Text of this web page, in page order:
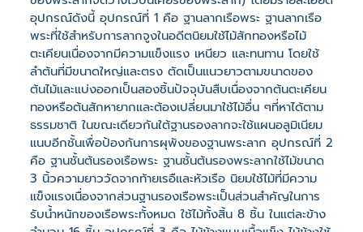
อุปกรณ์ดังนี้ อุปกรณ์ที่ 1 คือ ฐานลากเรือพระ ฐานลากเรือ
พระที่ใช้สำหรับการลากจูงในอดีตนิยมใช้ไม้สักทองหรือไม้
ตะเคียนเนื่องจากมีความแข็งแรง เหนียว และทนทาน โดยใช้
ลำต้นที่มีขนาดใหญ่และตรง ตัดเป็นแนวยาวตามขนาดของ
ต้นไม้และแบ่งออกเป็นสองชิ้นปัจจุบันสืบเนื่องจากต้นตะเคียน
ทองหรือต้นสักหายากและต้องเปลี่ยนมาใช้ไม้อื่น ๆที่หาได้ตาม
ธรรมชาติ ในขณะเดียวกันใต้ฐานรองลากจะใช้แผนอลูมิเนียม
แนบอีกชั้นเพื่อป้องกันการผุพังของฐานพระลาก อุปกรณ์ที่ 2
คือ ฐานชั้นต้นรองเรือพระ ฐานชั้นต้นรองพระลากใช้ไม้ขนาด
3 นิ้วความยาววัดจากท้ายเรอืและหัวเรือ นิยมใช้ไม้ที่มีความ
แข็งแรงเนื่องจากส่วนฐานรองเรือพระเป็นส่วนสำคัญในการ
รับน้ำหนักของเรือพระทั้งหมด ใช้ไม้ทั้งสิ้น 8 ชิ้น ในแต่ละข้าง